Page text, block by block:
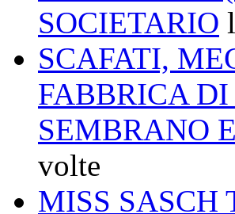
SOCIETARIO
SCAFATI,
FABBRICA DI
SEMBRANO
volte
MISS SASCH